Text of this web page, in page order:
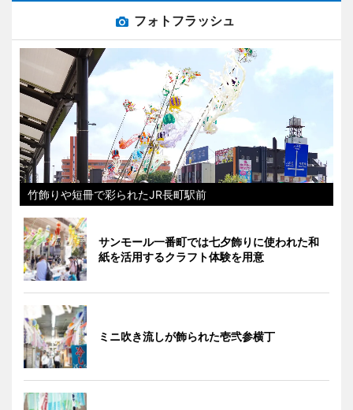
フォトフラッシュ
竹飾りや短冊で彩られたJR長町駅前
サンモール一番町では七夕飾りに使われた和
紙を活用するクラフト体験を用意
ミニ吹き流しが飾られた壱弐参横丁